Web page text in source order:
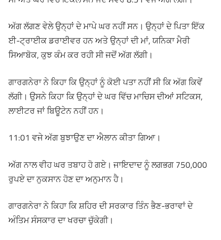
ਅੱਗ ਲੱਗਣ ਵੇਲੇ ਉਨ੍ਹਾਂ ਦੇ ਮਾਪੇ ਘਰ ਨਹੀਂ ਸਨ। ਉਨ੍ਹਾਂ ਦੇ ਪਿਤਾ ਇੱਕ
ਈ-ਟ੍ਰਾਈਕ ਡਰਾਈਵਰ ਹਨ ਅਤੇ ਉਨ੍ਹਾਂ ਦੀ ਮਾਂ, ਯਨਿਕਾ ਮੈਰੀ
ਸਿਆਬੋਕ, ਕੁਝ ਕੰਮ ਕਰ ਰਹੀ ਸੀ ਜਦੋਂ ਅੱਗ ਲੱਗੀ।
ਗਾਰਗਨੇਰਾ ਨੇ ਕਿਹਾ ਕਿ ਉਨ੍ਹਾਂ ਨੂੰ ਕੋਈ ਪਤਾ ਨਹੀਂ ਸੀ ਕਿ ਅੱਗ ਕਿਵੇਂ
ਲੱਗੀ। ਉਸਨੇ ਕਿਹਾ ਕਿ ਉਨ੍ਹਾਂ ਦੇ ਘਰ ਵਿੱਚ ਮਾਚਿਸ ਦੀਆਂ ਸਟਿਕਸ,
ਲਾਈਟਰ ਜਾਂ ਬਿਊਟੇਨ ਨਹੀਂ ਹਨ।
11:01 ਵਜੇ ਅੱਗ ਬੁਝਾਉਣ ਦਾ ਐਲਾਨ ਕੀਤਾ ਗਿਆ।
ਅੱਗ ਨਾਲ ਵੀਹ ਘਰ ਤਬਾਹ ਹੋ ਗਏ। ਜਾਇਦਾਦ ਨੂੰ ਲਗਭਗ 750,000
ਰੁਪਏ ਦਾ ਨੁਕਸਾਨ ਹੋਣ ਦਾ ਅਨੁਮਾਨ ਹੈ।
ਗਾਰਗਨੇਰਾ ਨੇ ਕਿਹਾ ਕਿ ਸ਼ਹਿਰ ਦੀ ਸਰਕਾਰ ਤਿੰਨ ਭੈਣ-ਭਰਾਵਾਂ ਦੇ
ਅੰਤਿਮ ਸੰਸਕਾਰ ਦਾ ਖਰਚਾ ਚੁੱਕੇਗੀ।